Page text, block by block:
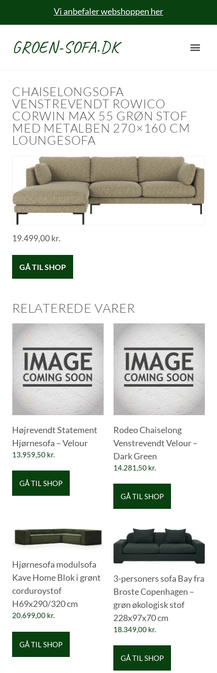
Vi anbefaler webshoppen her
GROEN-SOFA.DK
CHAISELONGSOFA
VENSTREVENDT ROWICO
CORWIN MAX 55 GRØN STOF
MED METALBEN 270×160 CM
LOUNGESOFA
19.499,00kr.
GÅ TIL SHOP
RELATEREDE VARER
Højrevendt Statement
Hjørnesofa – Velour
13.959,50 kr.
GÅ TIL SHOP
Rodeo Chaiselong
Venstrevendt Velour –
Dark Green
14.281,50 kr.
GÅ TIL SHOP
Hjørnesofa modulsofa
Kave Home Blok i grønt
corduroystof
H69x290/320 cm
20.699,00 kr.
GÅ TIL SHOP
3-personers sofa Bay fra
Broste Copenhagen –
grøn økologisk stof
228x97x70 cm
18.349,00 kr.
GÅ TIL SHOP